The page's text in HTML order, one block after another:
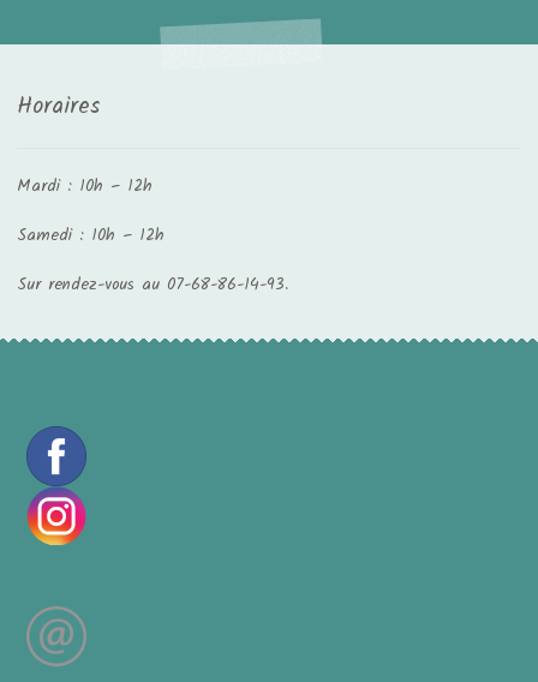
Horaires
Mardi : 10h – 12h
Samedi : 10h – 12h
Sur rendez-vous au 07-68-86-14-93.